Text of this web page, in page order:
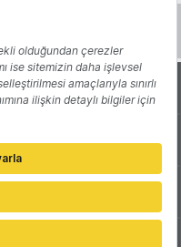
Yazarlar
Reklam